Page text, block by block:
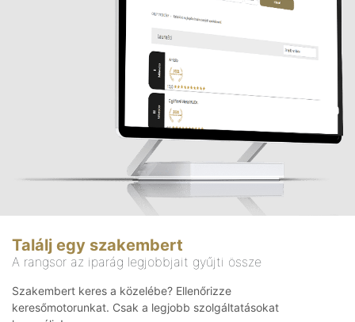
Találj egy szakembert
A rangsor az iparág legjobbjait gyűjti össze
Szakembert keres a közelébe? Ellenőrizze
keresőmotorunkat. Csak a legjobb szolgáltatásokat